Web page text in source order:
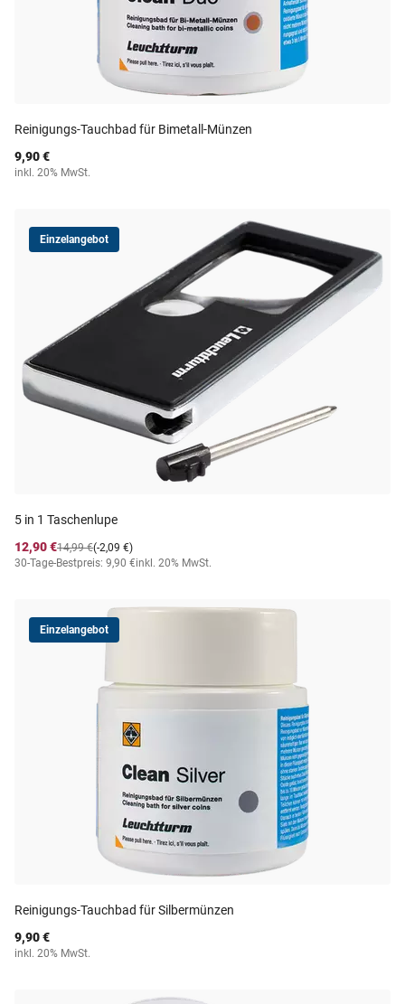
Reinigungs-Tauchbad für Bimetall-Münzen
9,90 €
inkl. 20% MwSt.
Einzelangebot
5 in 1 Taschenlupe
12,90 €
(-2,09 €)
14,99 €
30-Tage-Bestpreis: 9,90 €inkl. 20% MwSt.
Einzelangebot
Reinigungs-Tauchbad für Silbermünzen
9,90 €
inkl. 20% MwSt.